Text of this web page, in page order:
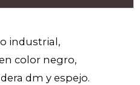
industrial,
color negro,
dm y espejo.